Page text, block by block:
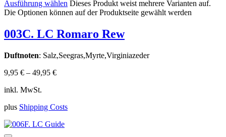
Ausführung wählen Dieses Produkt weist mehrere Varianten auf.
Die Optionen können auf der Produktseite gewählt werden
003C. LC Romaro Rew
Duftnoten: Salz,Seegras,Myrte,Virginiazeder
9,95 € – 49,95 €
inkl. MwSt.
plus Shipping Costs